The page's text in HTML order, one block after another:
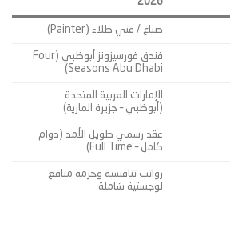
صباغ / فني طلاء (Painter)
فندق فورسيزونز أبوظبي (Four
Seasons Abu Dhabi)
الإمارات العربية المتحدة
(أبوظبي – جزيرة المارية)
عقد رسمي طويل الأمد (دوام
كامل – Full Time)
رواتب تنافسية وحزمة منافع
لوجستية شاملة